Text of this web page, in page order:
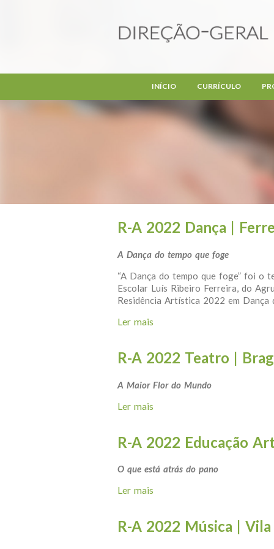
INÍCIO CURRÍCULO
R-A 2022 Dança |
A Dança do tempo que foge
“A Dança do tempo que foge” foi o
Escolar Luís Ribeiro Ferreira, do
Residência Artística 2022 em
Ler mais
R-A 2022 Teatro |
A Maior Flor do Mundo
Ler mais
R-A 2022 Educação
O que está atrás do pano
Ler mais
R-A 2022 Música |